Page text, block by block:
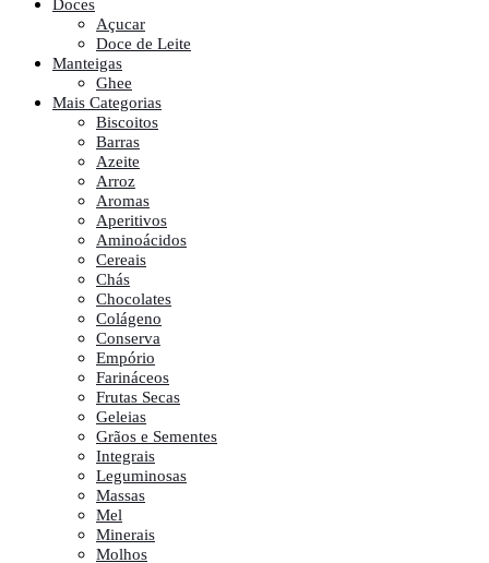
Doces
Açucar
Doce de Leite
Manteigas
Ghee
Mais Categorias
Biscoitos
Barras
Azeite
Arroz
Aromas
Aperitivos
Aminoácidos
Cereais
Chás
Chocolates
Colágeno
Conserva
Empório
Farináceos
Frutas Secas
Geleias
Grãos e Sementes
Integrais
Leguminosas
Massas
Mel
Minerais
Molhos